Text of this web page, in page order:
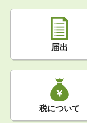
届出
税について